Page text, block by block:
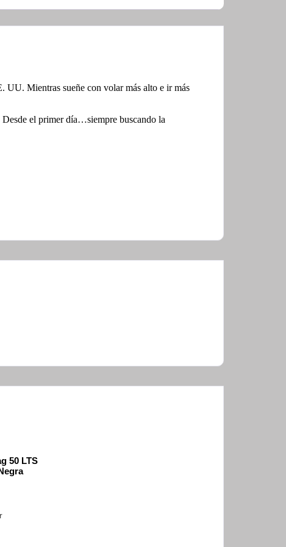
UU. Mientras sueñe con volar más alto e ir más
el primer día…siempre buscando la
50 LTS